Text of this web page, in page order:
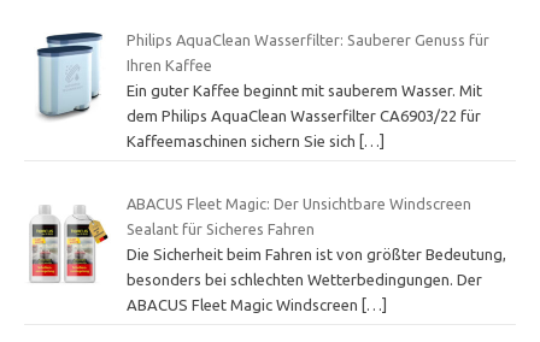
Philips AquaClean Wasserfilter: Sauberer Genuss für
Ihren Kaffee
Ein guter Kaffee beginnt mit sauberem Wasser. Mit
dem Philips AquaClean Wasserfilter CA6903/22 für
Kaffeemaschinen sichern Sie sich
[…]
ABACUS Fleet Magic: Der Unsichtbare Windscreen
Sealant für Sicheres Fahren
Die Sicherheit beim Fahren ist von größter Bedeutung,
besonders bei schlechten Wetterbedingungen. Der
ABACUS Fleet Magic Windscreen […]